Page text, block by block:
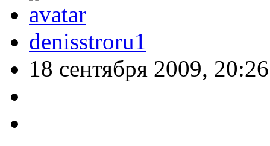
denisstroru1
18 сентября 2009, 20:26